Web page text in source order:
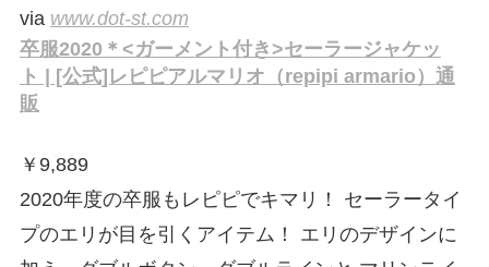
via www.dot-st.com
卒服2020＊<ガーメント付き>セーラージャケッ
ト | [公式]レピピアルマリオ（repipi armario）通
販
￥ 9,889
2020年度の卒服もレピピでキマリ！ セーラータイ
プのエリが目を引くアイテム！ エリのデザインに